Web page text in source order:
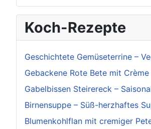
Koch-Rezepte
Geschichtete Gemüseterrine –
Gebackene Rote Bete mit
Gabelbissen Steirereck –
Birnensuppe – Süß-herzhaftes
Blumenkohlflan mit cremiger